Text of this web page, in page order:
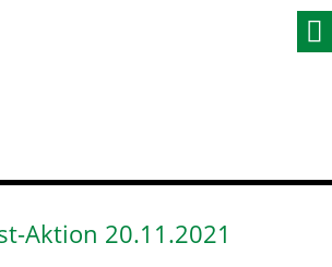
Aktion 20.11.2021